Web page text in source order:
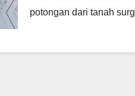
potongan dari tanah